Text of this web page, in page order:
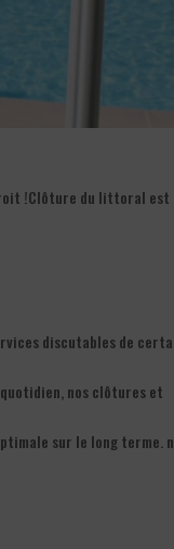
!Clôture du littoral est
discutables de
nos clôtures et
sur le long terme.